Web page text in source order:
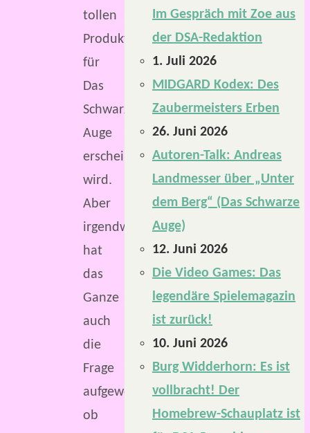
tollen
Produkten
für
Das
Schwarze
Auge
erscheinen
wird.
Aber
irgendwie
hat
das
Ganze
auch
die
Frage
aufgeworfen,
ob
Im Gespräch mit Zoe aus
der DSA-Redaktion
1. Juli 2026
MIDGARD Kodex: Des
Zaubermeisters Erben
26. Juni 2026
Autoren-Talk: Andreas
Landmesser über „Unter
dem Berg“ (Das Schwarze
Auge)
12. Juni 2026
Die Video Games: Das
legendäre Spielemagazin
ist zurück!
10. Juni 2026
Burg Widderhorn: Es ist
vollbracht! Der
Homebrew-Schauplatz ist